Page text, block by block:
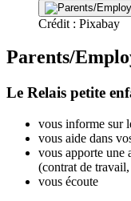
Crédit : Pixabay
Parents/
Le Relais petite
vous informe sur
vous aide dans
vous apporte une
(contrat de
vous écoute